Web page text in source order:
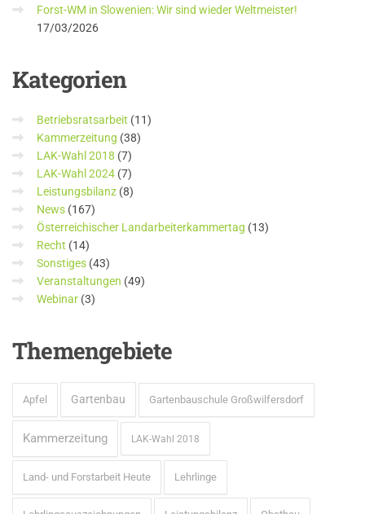
Forst-WM in Slowenien: Wir sind wieder Weltmeister!
17/03/2026
Kategorien
Betriebsratsarbeit (11)
Kammerzeitung (38)
LAK-Wahl 2018 (7)
LAK-Wahl 2024 (7)
Leistungsbilanz (8)
News (167)
Österreichischer Landarbeiterkammertag (13)
Recht (14)
Sonstiges (43)
Veranstaltungen (49)
Webinar (3)
Themengebiete
Apfel Gartenbau Gartenbauschule Großwilfersdorf
Kammerzeitung LAK-Wahl 2018
Land- und Forstarbeit Heute Lehrlinge